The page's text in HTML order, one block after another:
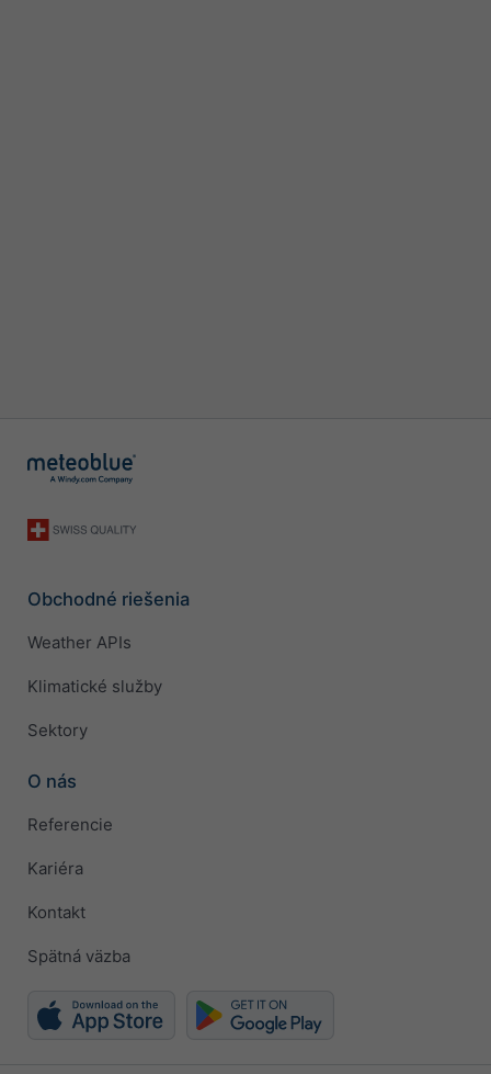
Obchodné riešenia
Weather APIs
Klimatické služby
Sektory
O nás
Referencie
Kariéra
Kontakt
Spätná väzba